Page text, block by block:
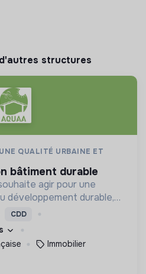
structures
QUALITÉ URBAINE ET
bâtiment durable
agir pour une
développement durable,
impacts environnementaux,
et d’aménager en
CDD
Immobilier